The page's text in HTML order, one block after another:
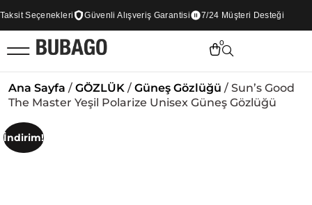
Seçenekleri Güvenli Alışveriş Garantisi 7/24 Müşteri Desteği
0
Ana Sayfa / GÖZLÜK / Güneş Gözlüğü / Sun’s Good
The Master Yeşil Polarize Unisex Güneş Gözlüğü
İndirim!